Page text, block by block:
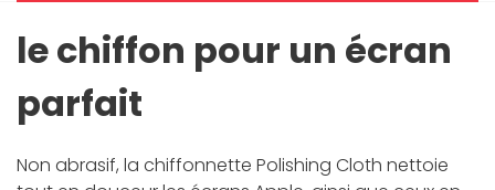
le chiffon pour un écran
parfait
Non abrasif, la chiffonnette Polishing Cloth nettoie